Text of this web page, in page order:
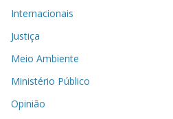
Internacionais
Justiça
Meio Ambiente
Ministério Público
Opinião